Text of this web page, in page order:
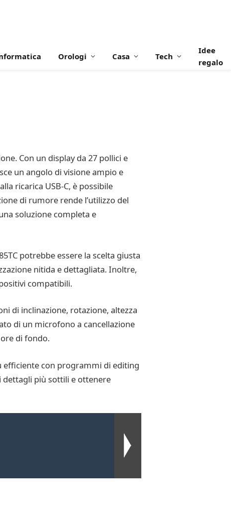
Orologi Casa Tech
Idee
regalo
Con un display da 27 pollici e
un angolo di visione ampio e
ricarica USB-C, è possibile
di rumore rende l’utilizzo del
soluzione completa e
potrebbe essere la scelta giusta
nitida e dettagliata. Inoltre,
compatibili.
di inclinazione, rotazione, altezza
di un microfono a cancellazione
di fondo.
efficiente con programmi di editing
dettagli più sottili e ottenere